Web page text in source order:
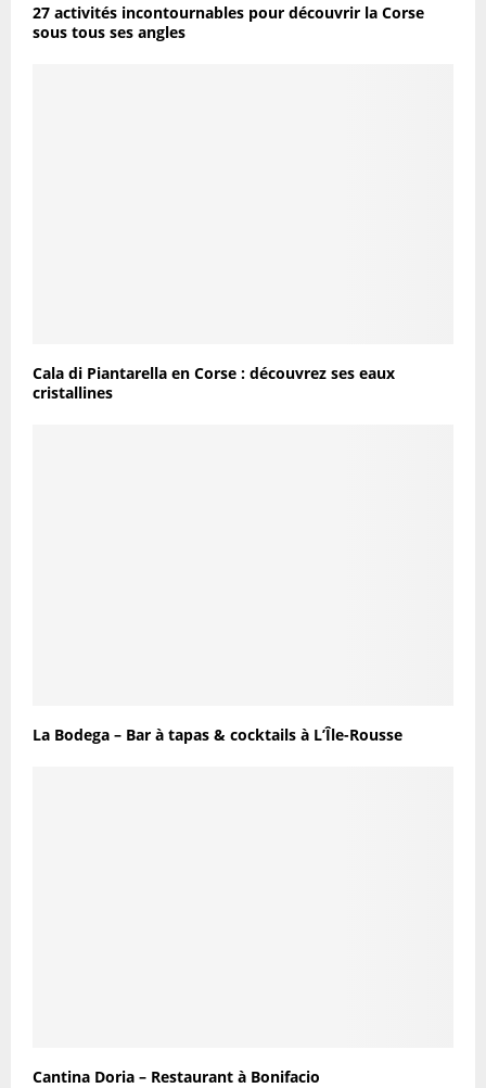
27 activités incontournables pour découvrir la Corse
sous tous ses angles
Cala di Piantarella en Corse : découvrez ses eaux
cristallines
La Bodega – Bar à tapas & cocktails à L’Île-Rousse
Cantina Doria – Restaurant à Bonifacio